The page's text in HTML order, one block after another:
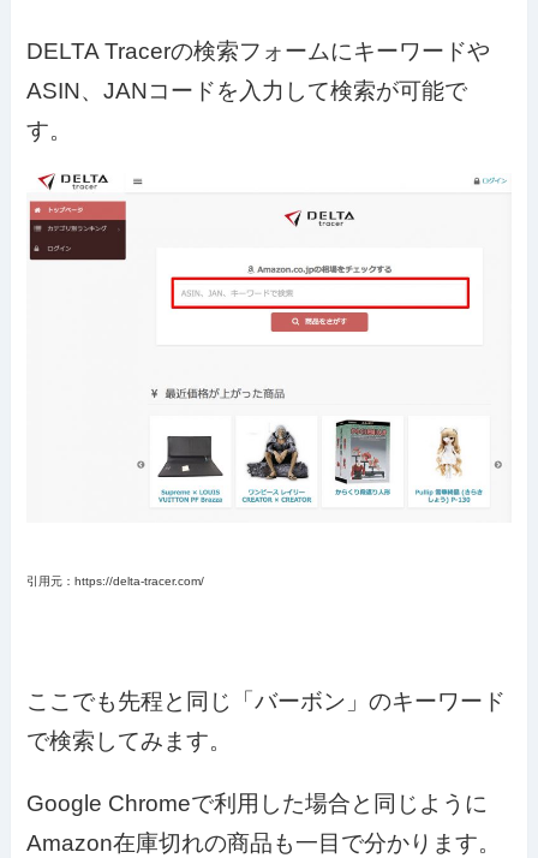
DELTA Tracerの検索フォームにキーワードや
ASIN、JANコードを入力して検索が可能で
す。
引用元：https://delta-tracer.com/
ここでも先程と同じ「バーボン」のキーワード
で検索してみます。
Google Chromeで利用した場合と同じように
Amazon在庫切れの商品も一目で分かります。